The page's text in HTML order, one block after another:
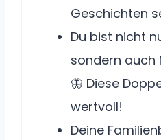
Geschichten
Du bist nicht
sondern auch
🦋 Diese
wertvoll!
Deine